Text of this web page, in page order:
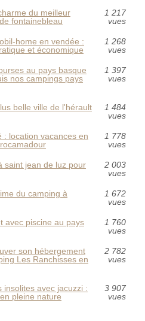
du meilleur
fontainebleau
1 217
vues
home en vendée :
et économique
1 268
vues
au pays basque
nos campings pays
1 397
vues
belle ville de l'hérault
1 484
vues
: location vacances en
1 778
vues
saint jean de luz pour
2 003
vues
du camping à
1 672
vues
avec piscine au pays
1 760
vues
son hébergement
Les Ranchisses en
2 782
vues
insolites avec jacuzzi :
pleine nature
3 907
vues